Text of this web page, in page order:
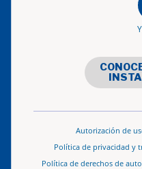
Autorización de
Política de privacidad y
Política de derechos de